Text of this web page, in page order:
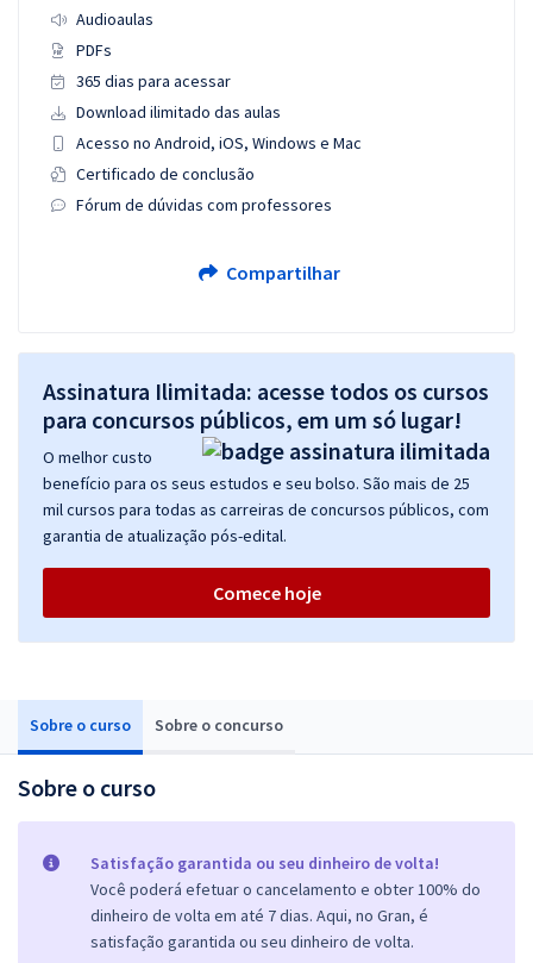
Sobre o curso Sobre o concurso
Sobre o curso
Satisfação garantida ou seu dinheiro de volta!
Você poderá efetuar o cancelamento e obter 100% do
dinheiro de volta em até 7 dias. Aqui, no Gran, é
satisfação garantida ou seu dinheiro de volta.
Audioaulas
PDFs
365 dias para acessar
Download ilimitado das aulas
Acesso no Android, iOS, Windows e Mac
Certificado de conclusão
Fórum de dúvidas com professores
Compartilhar
Assinatura Ilimitada: acesse todos os cursos
para concursos públicos, em um só lugar!
O melhor custo
benefício para os seus estudos e seu bolso. São mais de 25
mil cursos para todas as carreiras de concursos públicos, com
garantia de atualização pós-edital.
Comece hoje